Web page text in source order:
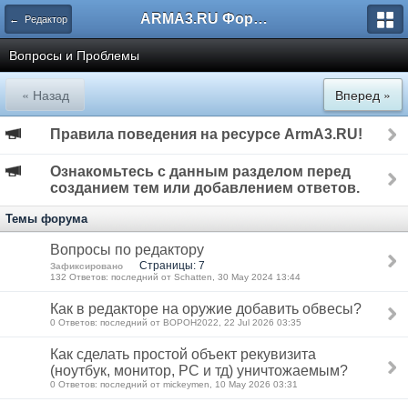
← Редактор ARMA3.RU Форум
Вопросы и Проблемы
« Назад Вперед »
Правила поведения на ресурсе ArmA3.RU!
Ознакомьтесь с данным разделом перед
созданием тем или добавлением ответов.
Темы форума
Вопросы по редактору
Зафиксировано Страницы: 7
132 Ответов: последний от Schatten, 30 May 2024 13:44
Как в редакторе на оружие добавить обвесы?
0 Ответов: последний от BOPOH2022, 22 Jul 2026 03:35
Как сделать простой объект рекувизита
(ноутбук, монитор, PC и тд) уничтожаемым?
0 Ответов: последний от mickeymen, 10 May 2026 03:31